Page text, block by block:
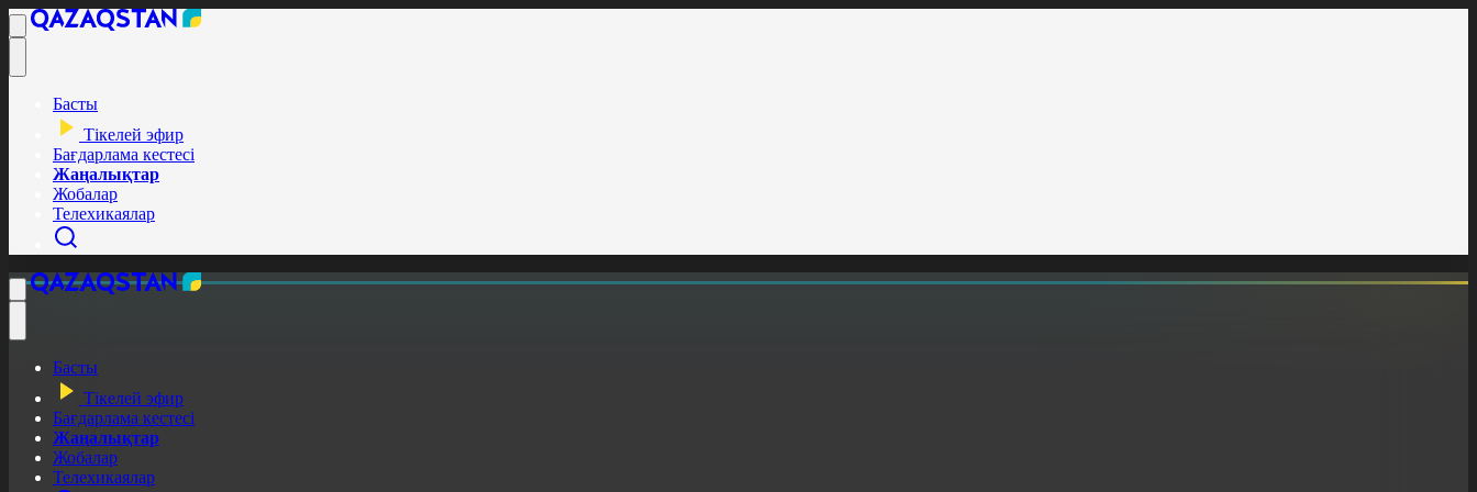
Басты
Тікелей эфир
Бағдарлама кестесі
Жаңалықтар
Жобалар
Телехикаялар
Басты
Тікелей эфир
Бағдарлама кестесі
Жаңалықтар
Жобалар
Телехикаялар